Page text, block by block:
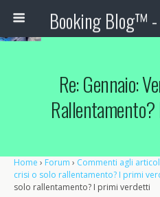
Re: Gennaio:
Home › Forum › Commenti agli
crisi o solo rallentamento? I primi
solo rallentamento? I primi verdetti